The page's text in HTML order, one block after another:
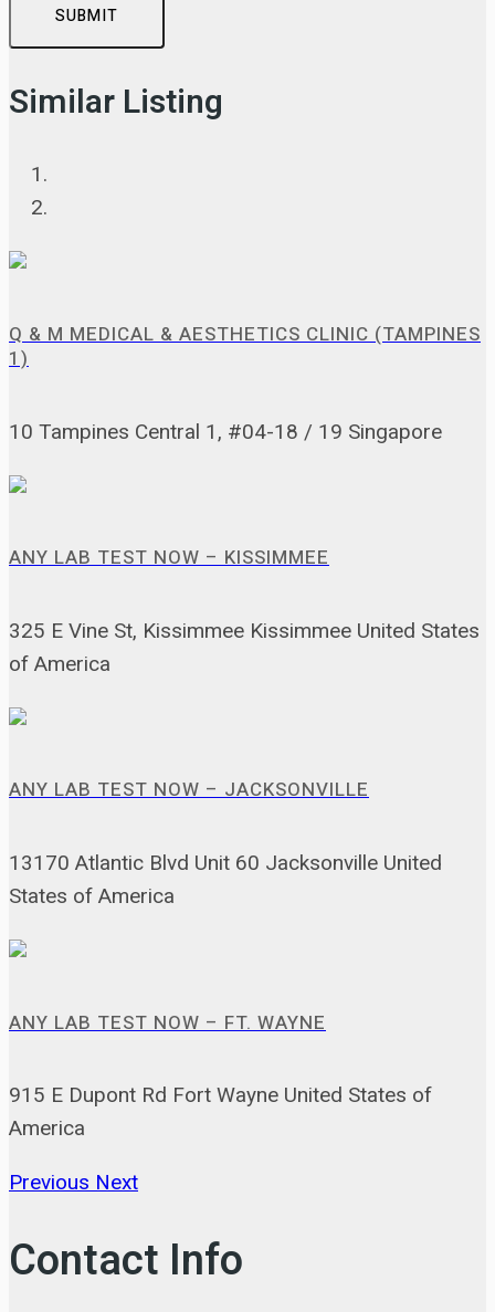
SUBMIT
Similar Listing
Q & M MEDICAL & AESTHETICS CLINIC (TAMPINES
1)
10 Tampines Central 1, #04-18 / 19 Singapore
ANY LAB TEST NOW – KISSIMMEE
325 E Vine St, Kissimmee Kissimmee United States
of America
ANY LAB TEST NOW – JACKSONVILLE
13170 Atlantic Blvd Unit 60 Jacksonville United
States of America
ANY LAB TEST NOW – FT. WAYNE
915 E Dupont Rd Fort Wayne United States of
America
Previous Next
Contact Info